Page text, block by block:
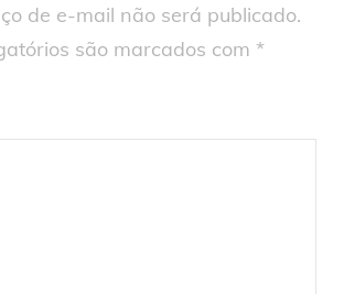
de e-mail não será publicado.
são marcados com *